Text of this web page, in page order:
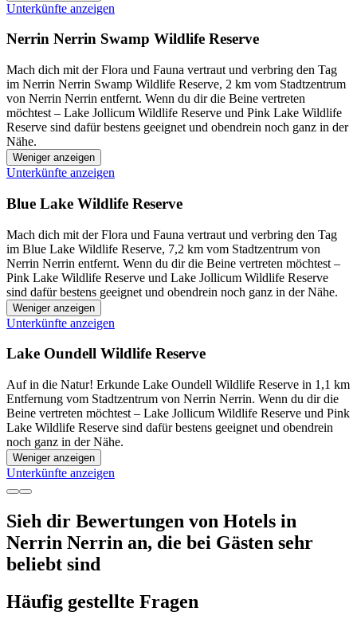
Unterkünfte anzeigen
Nerrin Nerrin Swamp Wildlife Reserve
Mach dich mit der Flora und Fauna vertraut und verbring den Tag
im Nerrin Nerrin Swamp Wildlife Reserve, 2 km vom Stadtzentrum
von Nerrin Nerrin entfernt. Wenn du dir die Beine vertreten
möchtest – Lake Jollicum Wildlife Reserve und Pink Lake Wildlife
Reserve sind dafür bestens geeignet und obendrein noch ganz in der
Nähe.
Weniger anzeigen
Unterkünfte anzeigen
Blue Lake Wildlife Reserve
Mach dich mit der Flora und Fauna vertraut und verbring den Tag
im Blue Lake Wildlife Reserve, 7,2 km vom Stadtzentrum von
Nerrin Nerrin entfernt. Wenn du dir die Beine vertreten möchtest –
Pink Lake Wildlife Reserve und Lake Jollicum Wildlife Reserve
sind dafür bestens geeignet und obendrein noch ganz in der Nähe.
Weniger anzeigen
Unterkünfte anzeigen
Lake Oundell Wildlife Reserve
Auf in die Natur! Erkunde Lake Oundell Wildlife Reserve in 1,1 km
Entfernung vom Stadtzentrum von Nerrin Nerrin. Wenn du dir die
Beine vertreten möchtest – Lake Jollicum Wildlife Reserve und Pink
Lake Wildlife Reserve sind dafür bestens geeignet und obendrein
noch ganz in der Nähe.
Weniger anzeigen
Unterkünfte anzeigen
Sieh dir Bewertungen von Hotels in
Nerrin Nerrin an, die bei Gästen sehr
beliebt sind
Häufig gestellte Fragen